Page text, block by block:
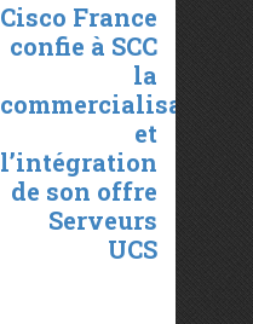
Cisco France
confie à SCC
la
commercialisation
et
l’intégration
de son offre
Serveurs
UCS